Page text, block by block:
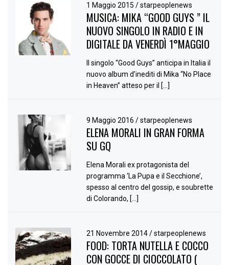
1 Maggio 2015/ starpeoplenews
MUSICA: MIKA “GOOD GUYS ” IL
NUOVO SINGOLO IN RADIO E IN
DIGITALE DA VENERDÌ 1°MAGGIO
Il singolo “Good Guys” anticipa in Italia il
nuovo album d’inediti di Mika “No Place
in Heaven” atteso per il […]
9 Maggio 2016/ starpeoplenews
ELENA MORALI IN GRAN FORMA
SU GQ
Elena Morali ex protagonista del
programma ‘La Pupa e il Secchione’,
spesso al centro del gossip, e soubrette
di Colorando, […]
21 Novembre 2014/ starpeoplenews
FOOD: TORTA NUTELLA E COCCO
CON GOCCE DI CIOCCOLATO (